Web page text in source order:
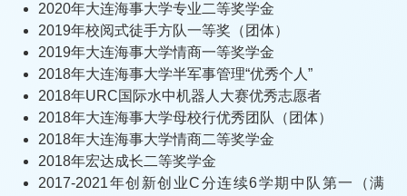
2020年大连海事大学专业二等奖学金
2019年校阅式徒手方队一等奖（团体）
2019年大连海事大学情商一等奖学金
2018年大连海事大学半军事管理“优秀个人”
2018年URC国际水中机器人大赛优秀志愿者
2018年大连海事大学母校行优秀团队（团体）
2018年大连海事大学情商二等奖学金
2018年宏达成长二等奖学金
2017-2021年创新创业C分连续6学期中队第一（满